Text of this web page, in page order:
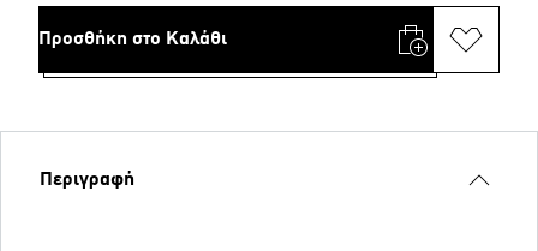
Προσθήκη στο Καλάθι
Περιγραφή